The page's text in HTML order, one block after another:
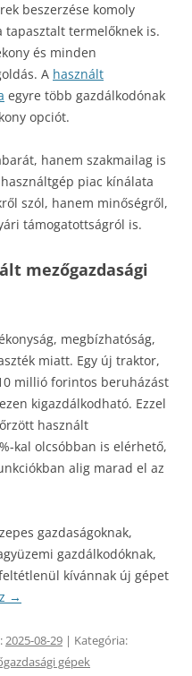
beszerzése komoly
termelőknek is.
és minden
A használt
egyre több gazdálkodónak
opciót.
hanem szakmailag is
piac kínálata
szól, hanem minőségről,
támogatottságról is.
mezőgazdasági
megbízhatóság,
miatt. Egy új traktor,
millió forintos beruházást
kigazdálkodható. Ezzel
használt
kal olcsóbban is elérhető,
alig marad el az
gazdaságoknak,
gazdálkodóknak,
kívánnak új gépet
→
2025-08-29 | Kategória:
gépek